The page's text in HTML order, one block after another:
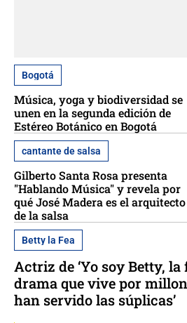
Bogotá
Música, yoga y biodiversidad se
unen en la segunda edición de
Estéreo Botánico en Bogotá
cantante de salsa
Gilberto Santa Rosa presenta
"Hablando Música" y revela por
qué José Madera es el arquitecto
de la salsa
Betty la Fea
Actriz de ‘Yo soy Betty, la
drama que vive por
han servido las súplicas’